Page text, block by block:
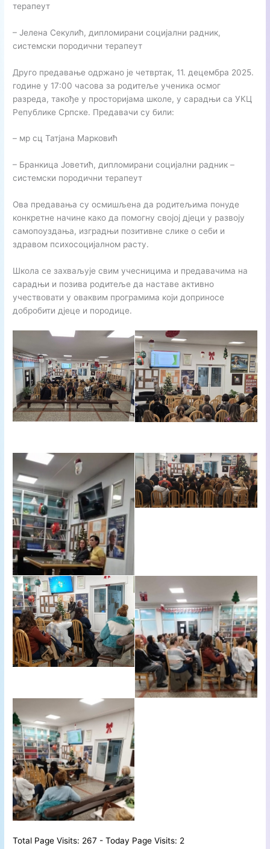
терапеут
– Јелена Секулић, дипломирани социјални радник,
системски породични терапеут
Друго предавање одржано је четвртак, 11. децембра 2025.
године у 17:00 часова за родитеље ученика осмог
разреда, такође у просторијама школе, у сарадњи са УКЦ
Републике Српске. Предавачи су били:
– мр сц Татјана Марковић
– Бранкица Јоветић, дипломирани социјални радник –
системски породични терапеут
Ова предавања су осмишљена да родитељима понуде
конкретне начине како да помогну својој дјеци у развоју
самопоуздања, изградњи позитивне слике о себи и
здравом психосоцијалном расту.
Школа се захваљује свим учесницима и предавачима на
сарадњи и позива родитеље да наставе активно
учествовати у оваквим програмима који доприносе
добробити дјеце и породице.
Total Page Visits: 267 - Today Page Visits: 2